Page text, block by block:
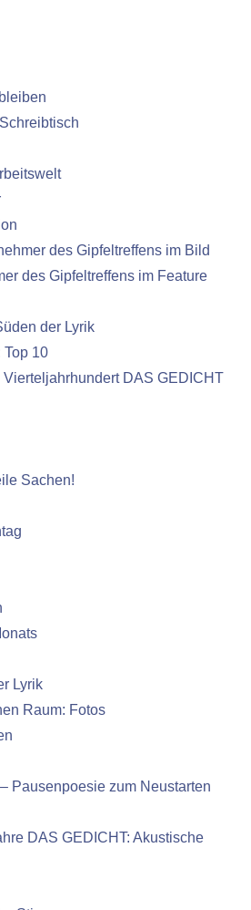
des Gipfeltreffens im Bild
des Gipfeltreffens im Feature
der Lyrik
Top 10
DAS GEDICHT
Sachen!
Lyrik
Raum: Fotos
Pausenpoesie zum Neustarten
DAS GEDICHT: Akustische